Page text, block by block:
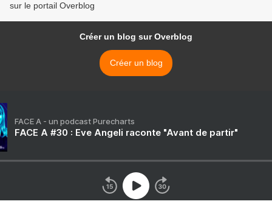
sur le portail Overblog
Créer un blog sur Overblog
Créer un blog
FACE A - un podcast Purecharts
FACE A #30 : Eve Angeli raconte "Avant de partir"